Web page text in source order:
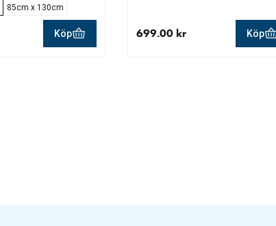
85cm x 130cm
Köp 699.00 kr Köp